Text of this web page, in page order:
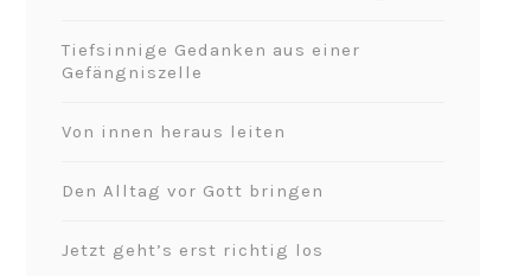
Tiefsinnige Gedanken aus einer
Gefängniszelle
Von innen heraus leiten
Den Alltag vor Gott bringen
Jetzt geht’s erst richtig los